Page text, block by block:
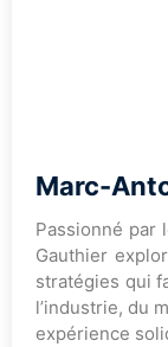
Marc-
Passionné par
Gauthier
stratégies qui
l’industrie, du
expérience